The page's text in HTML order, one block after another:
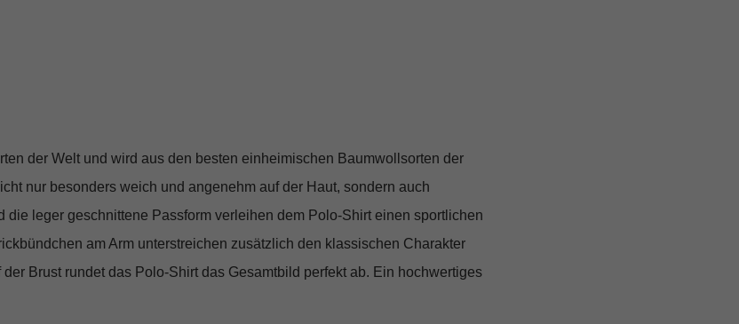
der Welt und wird aus den besten einheimischen Baumwollsorten der
nur besonders weich und angenehm auf der Haut, sondern auch
leger geschnittene Passform verleihen dem Polo-Shirt einen sportlichen
am Arm unterstreichen zusätzlich den klassischen Charakter
Brust rundet das Polo-Shirt das Gesamtbild perfekt ab. Ein hochwertiges